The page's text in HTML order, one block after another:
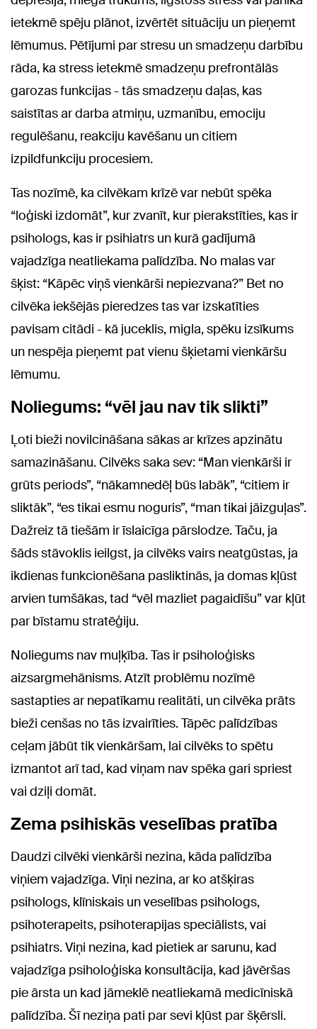
ietekmē spēju plānot, izvērtēt situāciju un pieņemt
lēmumus. Pētījumi par stresu un smadzeņu darbību
rāda, ka stress ietekmē smadzeņu prefrontālās
garozas funkcijas - tās smadzeņu daļas, kas
saistītas ar darba atmiņu, uzmanību, emociju
regulēšanu, reakciju kavēšanu un citiem
izpildfunkciju procesiem.
Tas nozīmē, ka cilvēkam krīzē var nebūt spēka
“loģiski izdomāt”, kur zvanīt, kur pierakstīties, kas ir
psihologs, kas ir psihiatrs un kurā gadījumā
vajadzīga neatliekama palīdzība. No malas var
šķist: “Kāpēc viņš vienkārši nepiezvana?” Bet no
cilvēka iekšējās pieredzes tas var izskatīties
pavisam citādi - kā juceklis, migla, spēku izsīkums
un nespēja pieņemt pat vienu šķietami vienkāršu
lēmumu.
Noliegums: “vēl jau nav tik slikti”
Ļoti bieži novilcināšana sākas ar krīzes apzinātu
samazināšanu. Cilvēks saka sev: “Man vienkārši ir
grūts periods”, “nākamnedēļ būs labāk”, “citiem ir
sliktāk”, “es tikai esmu noguris”, “man tikai jāizguļas”.
Dažreiz tā tiešām ir īslaicīga pārslodze. Taču, ja
šāds stāvoklis ieilgst, ja cilvēks vairs neatgūstas, ja
ikdienas funkcionēšana pasliktinās, ja domas kļūst
arvien tumšākas, tad “vēl mazliet pagaidīšu” var kļūt
par bīstamu stratēģiju.
Noliegums nav muļķība. Tas ir psiholoģisks
aizsargmehānisms. Atzīt problēmu nozīmē
sastapties ar nepatīkamu realitāti, un cilvēka prāts
bieži cenšas no tās izvairīties. Tāpēc palīdzības
ceļam jābūt tik vienkāršam, lai cilvēks to spētu
izmantot arī tad, kad viņam nav spēka gari spriest
vai dziļi domāt.
Zema psihiskās veselības pratība
Daudzi cilvēki vienkārši nezina, kāda palīdzība
viņiem vajadzīga. Viņi nezina, ar ko atšķiras
psihologs, klīniskais un veselības psihologs,
psihoterapeits, psihoterapijas speciālists, vai
psihiatrs. Viņi nezina, kad pietiek ar sarunu, kad
vajadzīga psiholoģiska konsultācija, kad jāvēršas
pie ārsta un kad jāmeklē neatliekamā medicīniskā
palīdzība. Šī neziņa pati par sevi kļūst par šķērsli.